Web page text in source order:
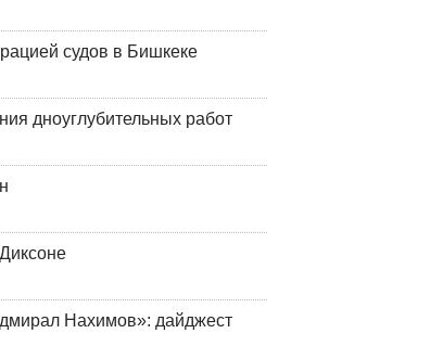
судов в Бишкеке
дноуглубительных работ
Нахимов»: дайджест